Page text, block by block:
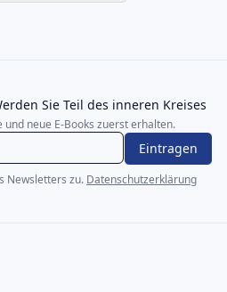
Sie Teil des inneren Kreises
und neue E-Books zuerst erhalten.
Eintragen
Newsletters zu. Datenschutzerklärung